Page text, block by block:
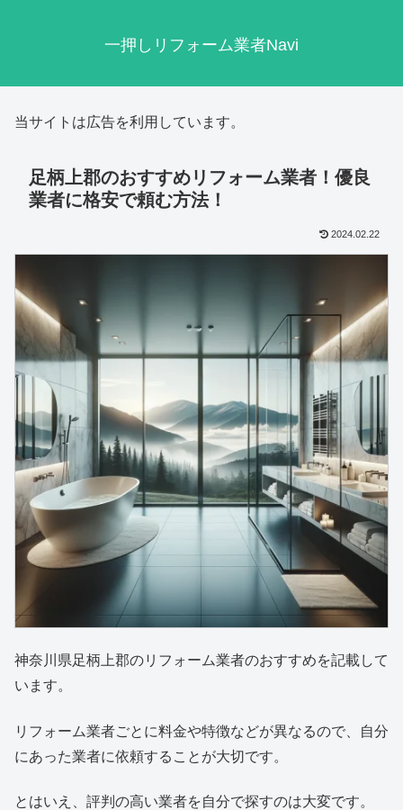
一押しリフォーム業者Navi
当サイトは広告を利用しています。
足柄上郡のおすすめリフォーム業者！優良
業者に格安で頼む方法！
2024.02.22
神奈川県足柄上郡のリフォーム業者のおすすめを記載して
います。
リフォーム業者ごとに料金や特徴などが異なるので、自分
にあった業者に依頼することが大切です。
とはいえ、評判の高い業者を自分で探すのは大変です。